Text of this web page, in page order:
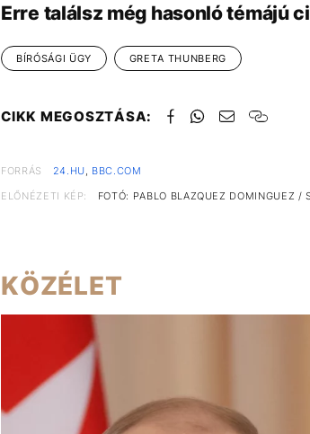
Erre találsz még hasonló témájú
BÍRÓSÁGI ÜGY GRETA THUNBERG
CIKK MEGOSZTÁSA:
FORRÁS 24.HU, BBC.COM
ELŐNÉZETI KÉP:
FOTÓ: PABLO BLAZQUEZ DOMINGUEZ /
KÖZÉLET